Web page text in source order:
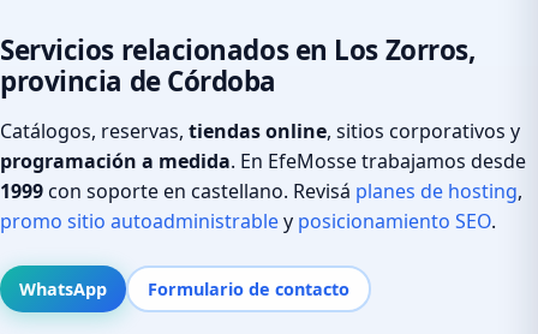
Servicios relacionados en Los Zorros,
provincia de Córdoba
Catálogos, reservas, tiendas online, sitios corporativos y
programación a medida. En EfeMosse trabajamos desde
1999con soporte en castellano. Revisá planes de hosting,
promo sitio autoadministrabley posicionamiento SEO.
WhatsApp Formulario de contacto